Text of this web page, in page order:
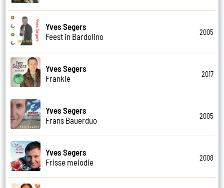
Yves Segers
Feest in Bardolino
2005
Yves Segers
Frankie
2017
Yves Segers
Frans Bauerduo
2005
Yves Segers
Frisse melodie
2008